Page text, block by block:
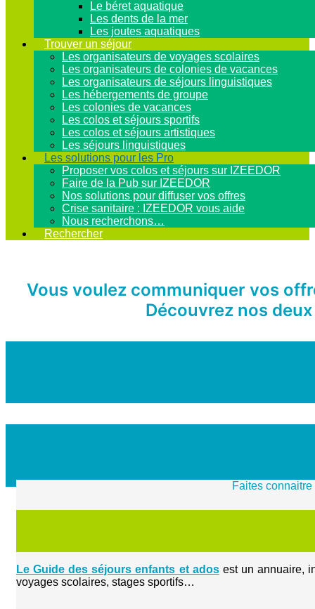
Le béret aquatique
Les dents de la mer
Les joutes aquatiques
Trouver un séjour
Les organisateurs de voyages scolaires
Les organisateurs de colonies de vacances
Les organisateurs de séjours linguistiques
Les hébergements de groupe
Les colonies de vacances
Les colos et séjours sportifs
Les colos et séjours artistiques
Les séjours linguistiques
Les solutions pour les Pro
Proposer vos colos et séjours sur IZEEDOR
Faire de la Pub sur IZEEDOR
Nos solutions pour diffuser vos offres
Crise sanitaire : IZEEDOR vous aide
Nous recherchons…
Rechercher
Vous voulez communiquer vos
Découvrez nos
Faites
Le Guide des séjours enfants et adosest un annuaire,
voyages scolaires, stages sportifs…